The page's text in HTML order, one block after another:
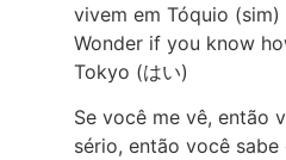
vivem em Tóquio (sim)
Wonder if you know
Tokyo (はい)
Se você me vê, então
sério, então você